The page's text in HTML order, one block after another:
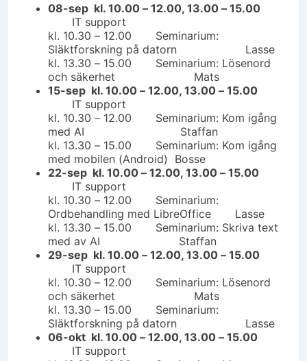
08-sep kl. 10.00 – 12.00, 13.00 – 15.00
IT support
kl. 10.30 – 12.00 Seminarium:
Släktforskning på datorn Lasse
kl. 13.30 – 15.00 Seminarium: Lösenord
och säkerhet Mats
15-sep kl. 10.00 – 12.00, 13.00 – 15.00
IT support
kl. 10.30 – 12.00 Seminarium: Kom igång
med AI Staffan
kl. 13.30 – 15.00 Seminarium: Kom igång
med mobilen (Android) Bosse
22-sep kl. 10.00 – 12.00, 13.00 – 15.00
IT support
kl. 10.30 – 12.00 Seminarium:
Ordbehandling med LibreOffice Lasse
kl. 13.30 – 15.00 Seminarium: Skriva text
med av AI Staffan
29-sep kl. 10.00 – 12.00, 13.00 – 15.00
IT support
kl. 10.30 – 12.00 Seminarium: Lösenord
och säkerhet Mats
kl. 13.30 – 15.00 Seminarium:
Släktforskning på datorn Lasse
06-okt kl. 10.00 – 12.00, 13.00 – 15.00
IT support